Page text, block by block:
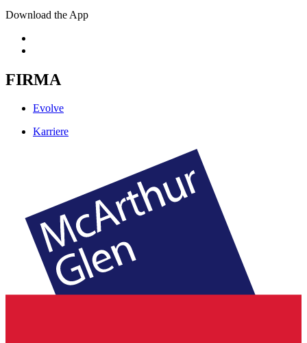
Download the App
FIRMA
Evolve
Karriere